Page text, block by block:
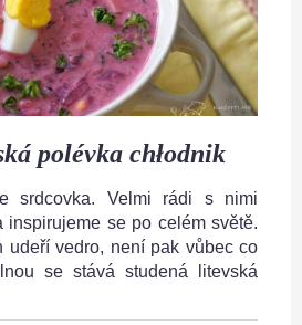
polévka chłodnik
srdcovka. Velmi rádi s nimi
inspirujeme se po celém světě.
udeří vedro, není pak vůbec co
se stává studená litevská